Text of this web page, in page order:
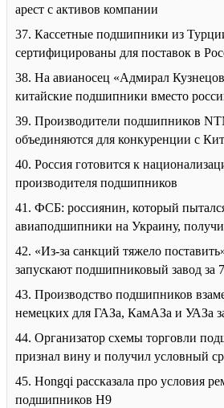
арест с активов компании
37. Кассетные подшипники из
сертифицированы для поставок в
38. На авианосец «Адмирал
китайские подшипники вместо
39. Производители подшипников
объединяются для конкуренции с
40. Россия готовится к
производителя подшипников
41. ФСБ: россиянин, который
авиаподшипники на Украину,
42. «Из-за санкций тяжело
запускают подшипниковый завод за
43. Производство подшипников
немецких для ГАЗа, КамАЗа и УАЗа
44. Организатор схемы торговли
признал вину и получил условный
45. Hongqi рассказала про условия
подшипников H9